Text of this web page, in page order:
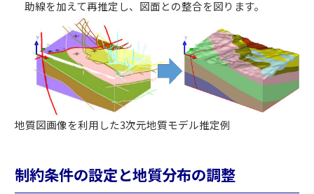
助線を加えて再推定し、図面との整合を図ります。
地質図画像を利用した3次元地質モデル推定例
制約条件の設定と地質分布の調整